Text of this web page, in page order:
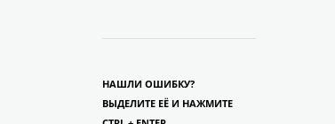
НАШЛИ ОШИБКУ?
ВЫДЕЛИТЕ ЕЁ И НАЖМИТЕ